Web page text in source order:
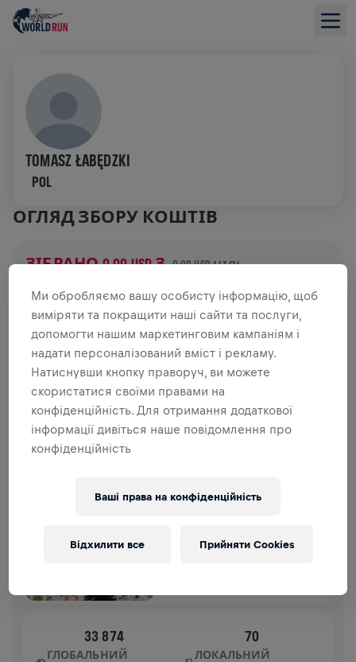
TOMASZ ŁABĘDZKI
POL
ОГЛЯД ЗБОРУ КОШТІВ
ЗІБРАНО 0,00 USD З 0,00 USD ЦІЛЬ
ДОДАТКОВІ ВНЕСКИ
ЗРОБИТИ ДОДАТКОВИЙ ВНЕСОК
Зроби внесок, щоб змінити ситуацію! 100% твого
внеску йде на дослідження спинного мозку.
ІСТОРІЯ
WINGS FOR LIFE WORLD RUN
11:00 UTC
33 874
ГЛОБАЛЬНИЙ
70
ЛОКАЛЬНИЙ
Ми обробляємо вашу особисту інформацію, щоб
виміряти та покращити наші сайти та послуги,
допомогти нашим маркетинговим кампаніям і
надати персоналізований вміст і рекламу.
Натиснувши кнопку праворуч, ви можете
скористатися своїми правами на
конфіденційність. Для отримання додаткової
інформації дивіться наше повідомлення про
конфіденційність
Ваші права на конфіденційність
Відхилити все Прийняти Cookies